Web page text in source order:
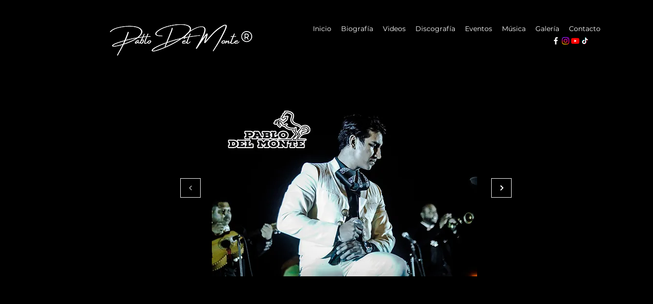
Inicio Biografía Videos Discografía Eventos Música Galería Contacto